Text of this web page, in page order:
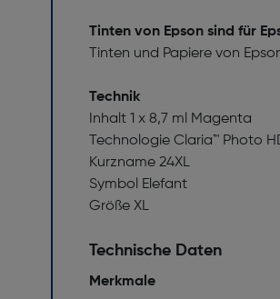
Tinten von Epson sind für
Tinten und Papiere von
Technik
Inhalt 1 x 8,7 ml Magenta
Technologie Claria™ Photo
Kurzname 24XL
Symbol Elefant
Größe XL
Technische Daten
Merkmale